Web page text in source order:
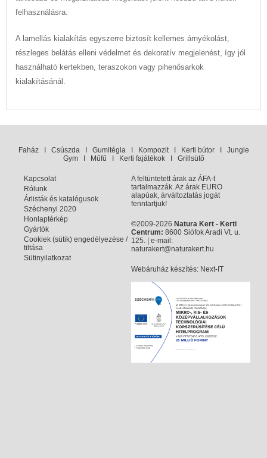
felhasználásra.
A lamellás kialakítás egyszerre biztosít kellemes árnyékolást,
részleges belátás elleni védelmet és dekoratív megjelenést, így jól
használható kertekben, teraszokon vagy pihenősarkok
kialakításánál.
FaházI CsúszdaI GumitéglaI KompozitI Kerti bútorI Jungle
GymI Műfű Kerti fajátékokI Grillsütő
Kapcsolat
Rólunk
Árlisták és katalógusok
Széchenyi 2020
Honlaptérkép
Gyártók
Cookiek (sütik) engedélyezése /
tiltása
Sütinyilatkozat
A feltüntetett árak az ÁFA-t
tartalmazzák. Az árak EURO
alapúak, árváltoztatás jogát
fenntartjuk!
©2009-2026 Natura Kert - Kerti
Centrum: 8600 Siófok Aradi Vt. u.
125. | e-mail:
naturakert@naturakert.hu
Webáruház készítés: Next-IT